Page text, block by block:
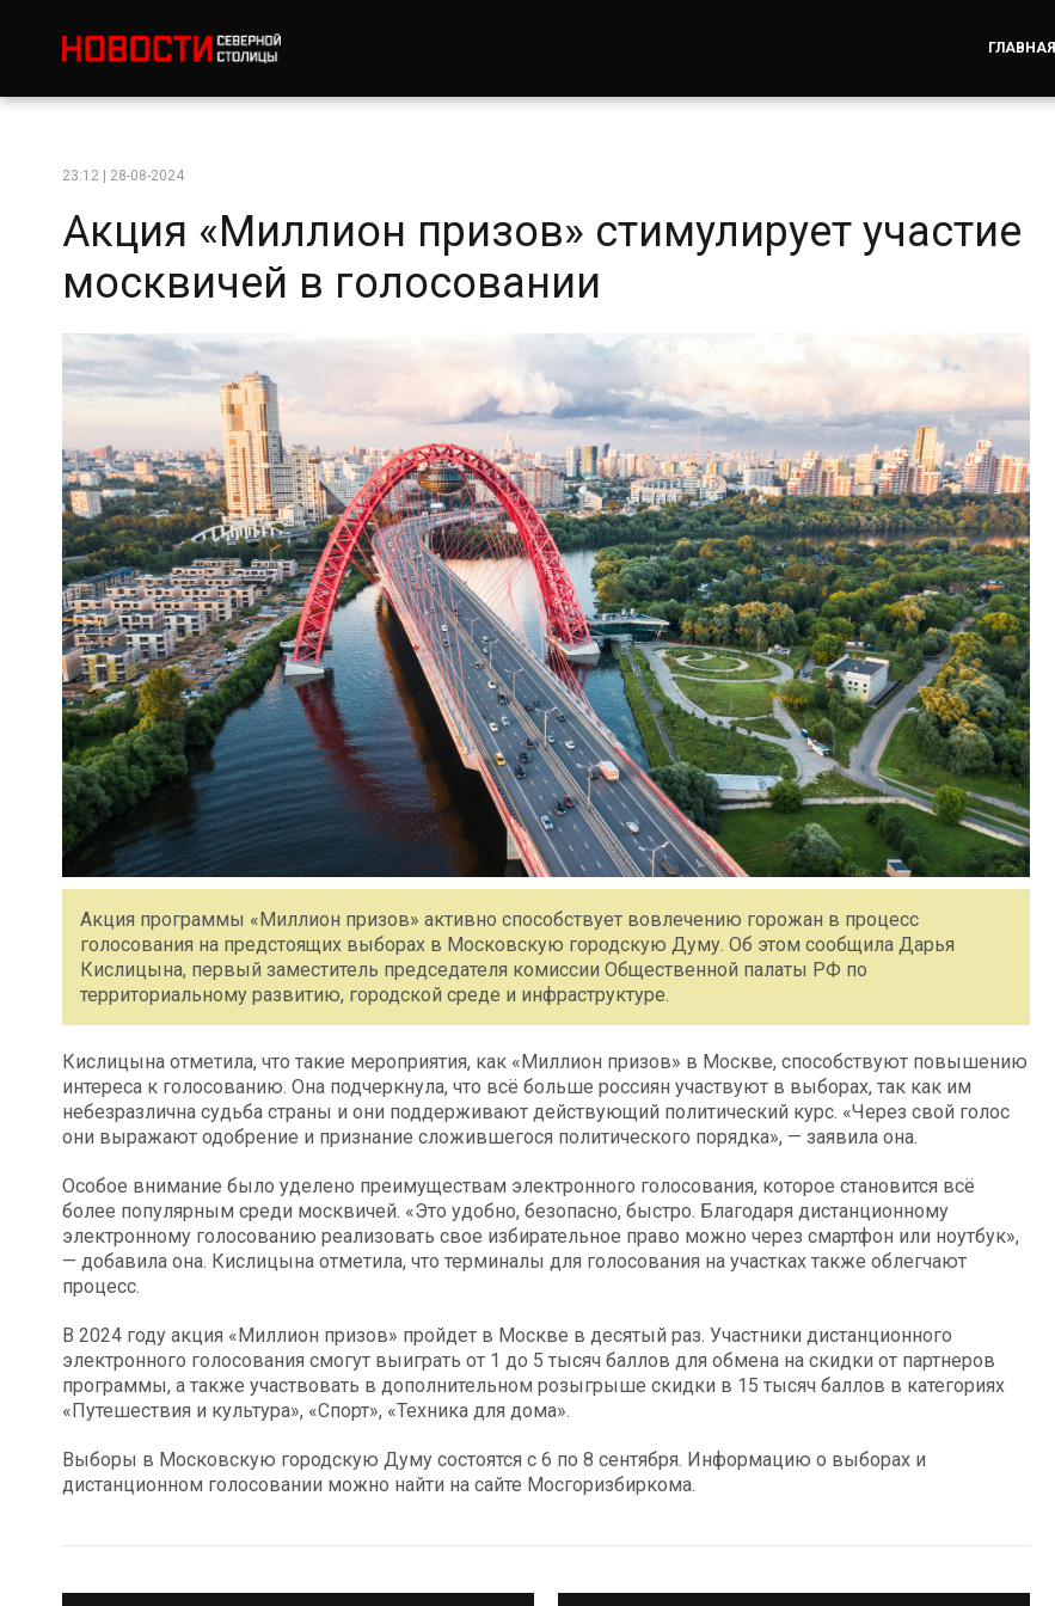
ГЛАВНАЯ
23:12 | 28-08-2024
Акция «Миллион призов» стимулирует участие
москвичей в голосовании
Акция программы «Миллион призов» активно способствует вовлечению горожан в процесс
голосования на предстоящих выборах в Московскую городскую Думу. Об этом сообщила Дарья
Кислицына, первый заместитель председателя комиссии Общественной палаты РФ по
территориальному развитию, городской среде и инфраструктуре.
Кислицына отметила, что такие мероприятия, как «Миллион призов» в Москве, способствуют повышению
интереса к голосованию. Она подчеркнула, что всё больше россиян участвуют в выборах, так как им
небезразлична судьба страны и они поддерживают действующий политический курс. «Через свой голос
они выражают одобрение и признание сложившегося политического порядка», — заявила она.
Особое внимание было уделено преимуществам электронного голосования, которое становится всё
более популярным среди москвичей. «Это удобно, безопасно, быстро. Благодаря дистанционному
электронному голосованию реализовать свое избирательное право можно через смартфон или ноутбук»,
— добавила она. Кислицына отметила, что терминалы для голосования на участках также облегчают
процесс.
В 2024 году акция «Миллион призов» пройдет в Москве в десятый раз. Участники дистанционного
электронного голосования смогут выиграть от 1 до 5 тысяч баллов для обмена на скидки от партнеров
программы, а также участвовать в дополнительном розыгрыше скидки в 15 тысяч баллов в категориях
«Путешествия и культура», «Спорт», «Техника для дома».
Выборы в Московскую городскую Думу состоятся с 6 по 8 сентября. Информацию о выборах и
дистанционном голосовании можно найти на сайте Мосгоризбиркома.